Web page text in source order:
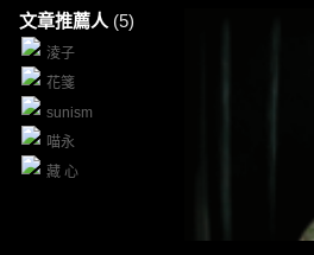
文章推薦人 (5)
淩子
花箋
sunism
喵永
藏 心